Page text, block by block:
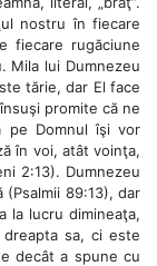
nostru în fiecare
fiecare rugăciune
Mila lui Dumnezeu
tărie, dar El face
promite că ne
pe Domnul îşi vor
în voi, atât voinţa,
2:13). Dumnezeu
89:13), dar
la lucru dimineaţa,
sa, ci este
decât a spune cu